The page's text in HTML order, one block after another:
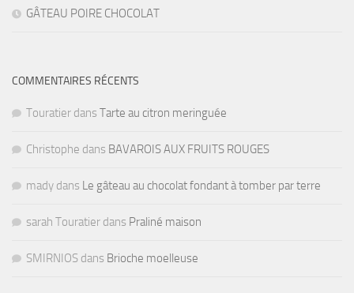
GÂTEAU POIRE CHOCOLAT
COMMENTAIRES RÉCENTS
Touratier dans Tarte au citron meringuée
Christophe dans BAVAROIS AUX FRUITS ROUGES
mady dans Le gâteau au chocolat fondant à tomber par terre
sarah Touratier dans Praliné maison
SMIRNIOS dans Brioche moelleuse